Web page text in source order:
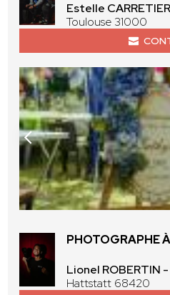
Estelle
Toulouse 31000
PHOTOGRAPHE
Lionel ROBERTIN
Hattstatt 68420